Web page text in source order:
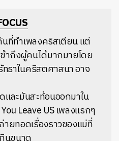
นที่ทำเพลงคริสเตียน แต่
ข้าถึงผู้คนได้มากมายโดย
ธาในคริสตศาสนา อาจ
และมันสะท้อนออกมาใน
Leave US เพลงแรกๆ
ายทอดเรื่องราวของแม่ที่